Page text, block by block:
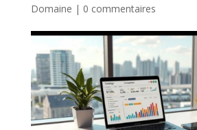
Domaine | 0 commentaires